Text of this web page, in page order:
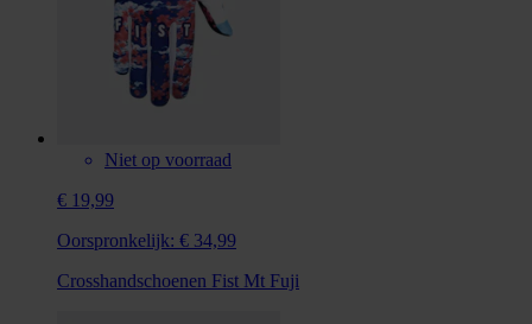
Niet op voorraad
€ 19,99
Oorspronkelijk: € 34,99
Crosshandschoenen Fist Mt Fuji